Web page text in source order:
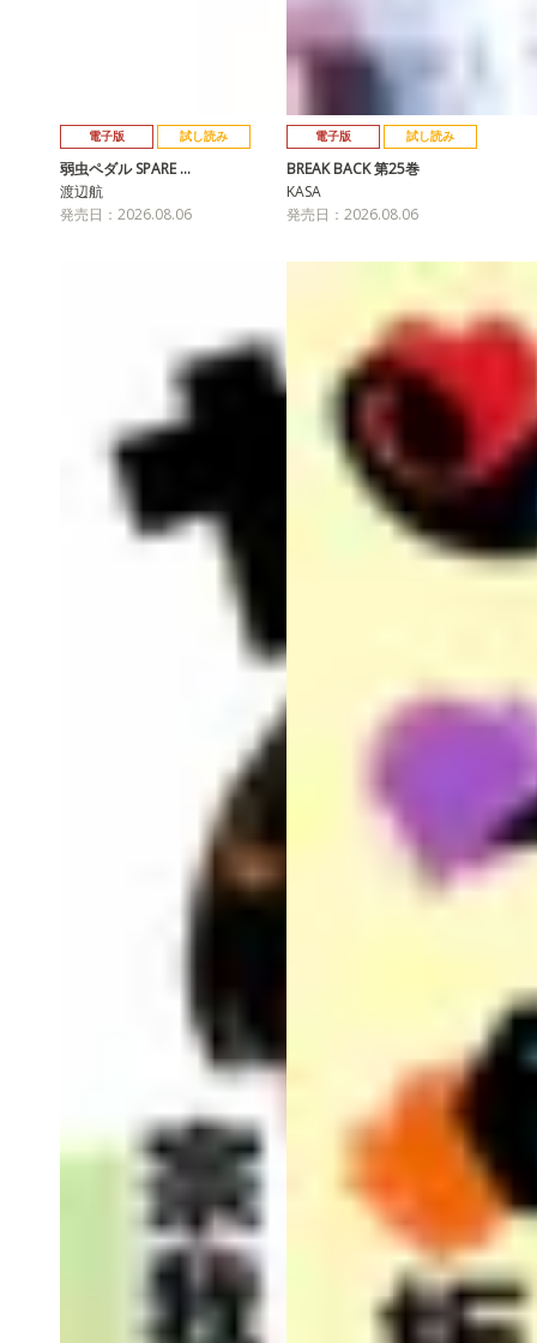
電子版 試し読み
弱虫ペダル SPARE …
渡辺航
発売日：2026.08.06
電子版 試し読み
BREAK BACK 第25巻
KASA
発売日：2026.08.06